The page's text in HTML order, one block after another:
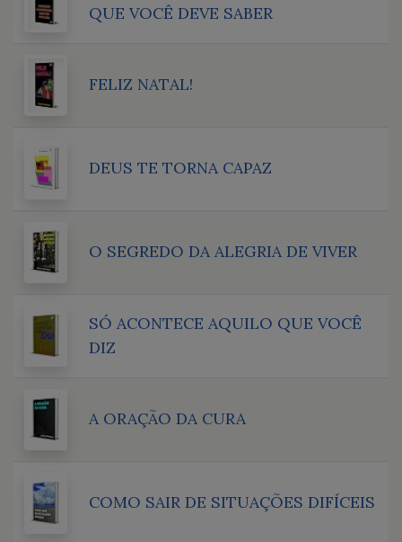
QUE VOCÊ DEVE SABER
FELIZ NATAL!
DEUS TE TORNA CAPAZ
O SEGREDO DA ALEGRIA DE VIVER
SÓ ACONTECE AQUILO QUE VOCÊ
DIZ
A ORAÇÃO DA CURA
COMO SAIR DE SITUAÇÕES DIFÍCEIS